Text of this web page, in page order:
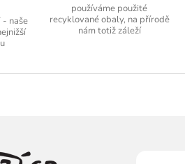
- naše
používáme použité
recyklované obaly, na přírodě
nám totiž záleží